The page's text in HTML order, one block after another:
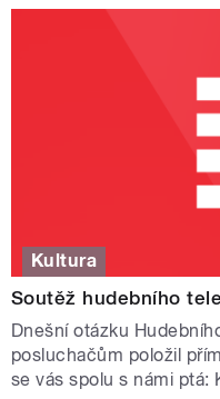
Kultura
Soutěž hudebního
Dnešní otázku
posluchačům položil
se vás spolu s námi ptá: